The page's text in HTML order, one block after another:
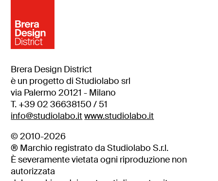
Brera Design District
è un progetto di Studiolabo srl
via Palermo 20121 - Milano
T. +39 02 36638150 / 51
info@studiolabo.itwww.studiolabo.it
© 2010-2026
® Marchio registrato da Studiolabo S.r.l.
È severamente vietata ogni riproduzione non
autorizzata